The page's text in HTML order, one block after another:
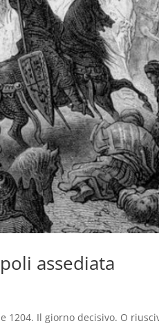
assediata
1204. Il giorno decisivo. O